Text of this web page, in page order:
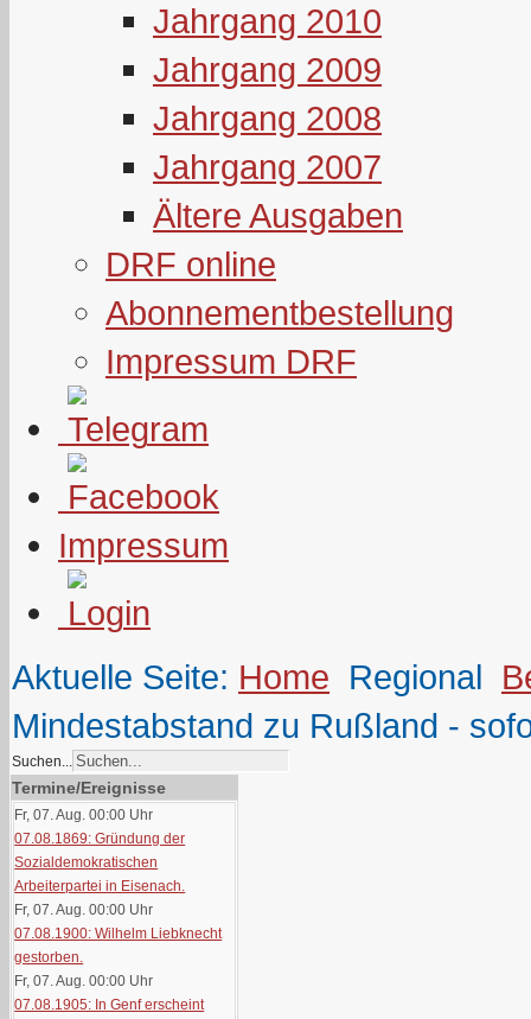
Jahrgang 2010
Jahrgang 2009
Jahrgang 2008
Jahrgang 2007
Ältere Ausgaben
DRF online
Abonnementbestellung
Impressum DRF
Impressum
Aktuelle Seite: Home Regional
Mindestabstand zu Rußland -
Suchen...
Termine/Ereignisse
Fr, 07. Aug. 00:00 Uhr
07.08.1869: Gründung der
Sozialdemokratischen
Arbeiterpartei in Eisenach.
Fr, 07. Aug. 00:00 Uhr
07.08.1900: Wilhelm Liebknecht
gestorben.
Fr, 07. Aug. 00:00 Uhr
07.08.1905: In Genf erscheint